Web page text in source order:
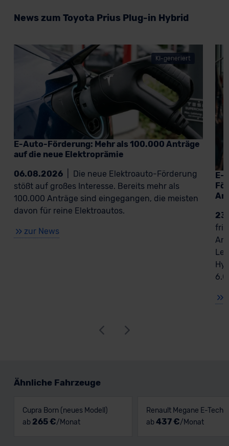
News zum Toyota Prius Plug-in Hybrid
KI-generiert
E-Auto-Förderung: Mehr als 100.000 Anträge
auf die neue Elektroprämie
06.08.2026
Die neue Elektroauto-Förderung
stößt auf großes Interesse. Bereits mehr als
100.000 Anträge sind eingegangen, die meisten
davon für reine Elektroautos.
zur News
E-
Ähnliche Fahrzeuge
Cupra Born (neues Modell)
ab 265 €/Monat
Renault Megane E-Tech
ab437 €/Monat